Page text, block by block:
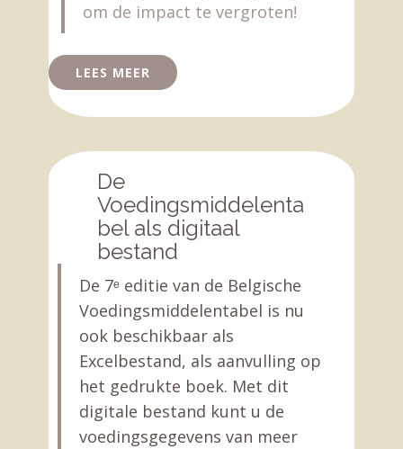
om de impact te vergroten!
LEES MEER
De
Voedingsmiddelenta
bel als digitaal
bestand
De 7ᵉ editie van de Belgische
Voedingsmiddelentabel is nu
ook beschikbaar als
Excelbestand, als aanvulling op
het gedrukte boek. Met dit
digitale bestand kunt u de
voedingsgegevens van meer